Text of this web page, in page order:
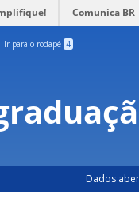
Comunica BR
Ir para o rodapé 4
Dados